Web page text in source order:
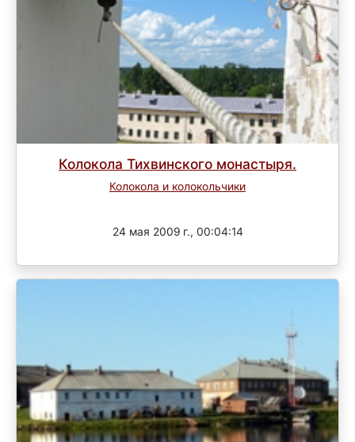
Колокола Тихвинского монастыря.
Колокола и колокольчики
24 мая 2009 г., 00:04:14